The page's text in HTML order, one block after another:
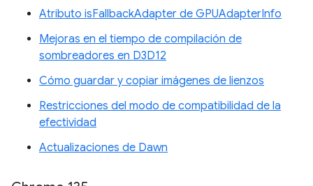
Atributo isFallbackAdapter de GPUAdapterInfo
Mejoras en el tiempo de compilación de
sombreadores en D3D12
Cómo guardar y copiar imágenes de lienzos
Restricciones del modo de compatibilidad de la
efectividad
Actualizaciones de Dawn